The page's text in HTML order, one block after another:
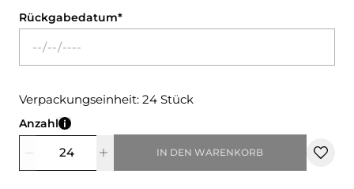
Rückgabedatum
Verpackungseinheit: 24 Stück
Anzahl
IN DEN WARENKORB